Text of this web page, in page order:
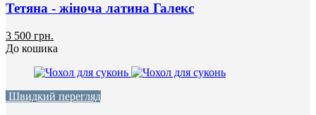
Тетяна - жіноча латина Галекс
3 500 грн.
До кошика
Швидкий перегляд